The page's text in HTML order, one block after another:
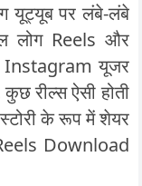
यूट्यूब पर लंबे-लंबे
लोग Reels और
यूजर
रील्स ऐसी होती
के रूप में शेयर
Download